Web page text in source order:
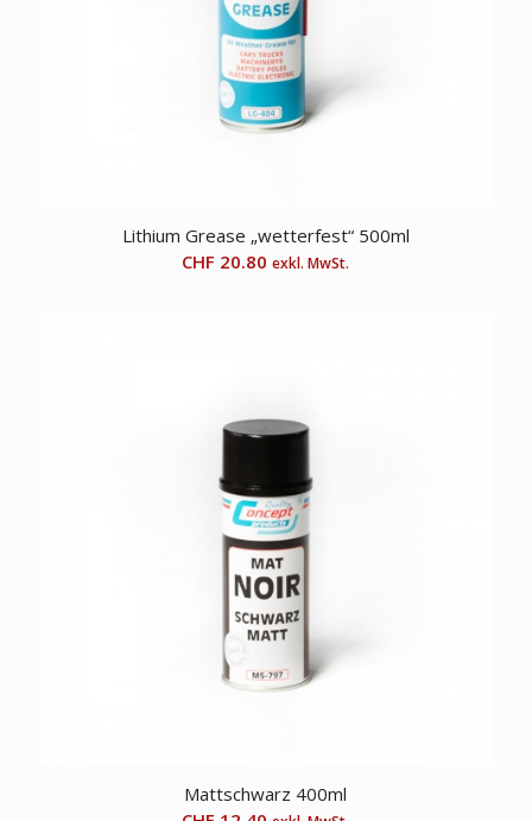
Lithium Grease „wetterfest“ 500ml
CHF 20.80 exkl. MwSt.
Mattschwarz 400ml